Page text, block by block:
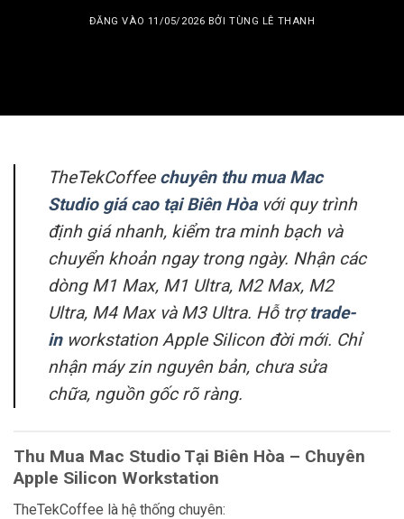
ĐĂNG VÀO 11/05/2026 BỞITÙNG LÊ THANH
TheTekCoffee chuyên thu mua Mac
Studio giá cao tại Biên Hòavới quy trình
định giá nhanh, kiểm tra minh bạch và
chuyển khoản ngay trong ngày. Nhận các
dòng M1 Max, M1 Ultra, M2 Max, M2
Ultra, M4 Max và M3 Ultra. Hỗ trợtrade-
inworkstation Apple Silicon đời mới. Chỉ
nhận máy zin nguyên bản, chưa sửa
chữa, nguồn gốc rõ ràng.
Thu Mua Mac Studio Tại Biên Hòa – Chuyên
Apple Silicon Workstation
TheTekCoffee là hệ thống chuyên: